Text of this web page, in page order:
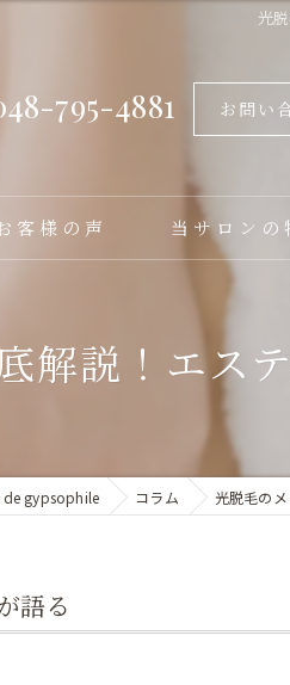
光
795-4881 お問い
客様の声 当サロンの
バストアップ
毛穴洗浄
解説！エス
de gypsophile コラム 光脱毛の
語る